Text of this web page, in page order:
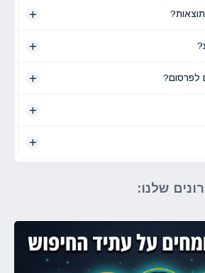
לפרסום?
שלנו: